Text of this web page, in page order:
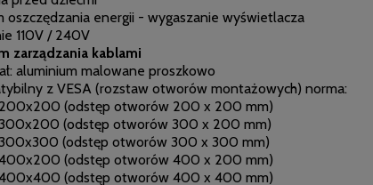
oszczędzania energii - wygaszanie wyświetlacza
110V / 240V
zarządzania kablami
aluminium malowane proszkowo
z VESA (rozstaw otworów montażowych) norma:
(odstęp otworów 200 x 200 mm)
(odstęp otworów 300 x 200 mm)
(odstęp otworów 300 x 300 mm)
(odstęp otworów 400 x 200 mm)
(odstęp otworów 400 x 400 mm)